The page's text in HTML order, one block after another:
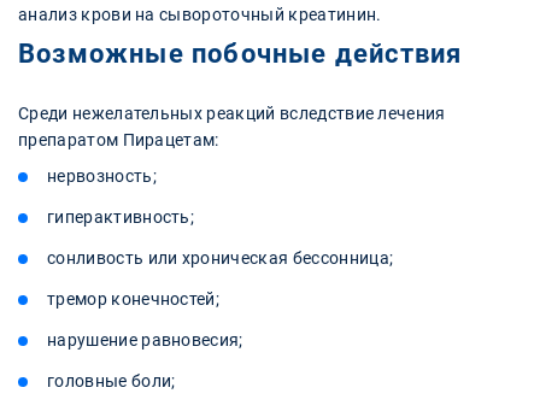
анализ крови на сывороточный креатинин.
Возможные побочные действия
Среди нежелательных реакций вследствие лечения
препаратом Пирацетам:
нервозность;
гиперактивность;
сонливость или хроническая бессонница;
тремор конечностей;
нарушение равновесия;
головные боли;